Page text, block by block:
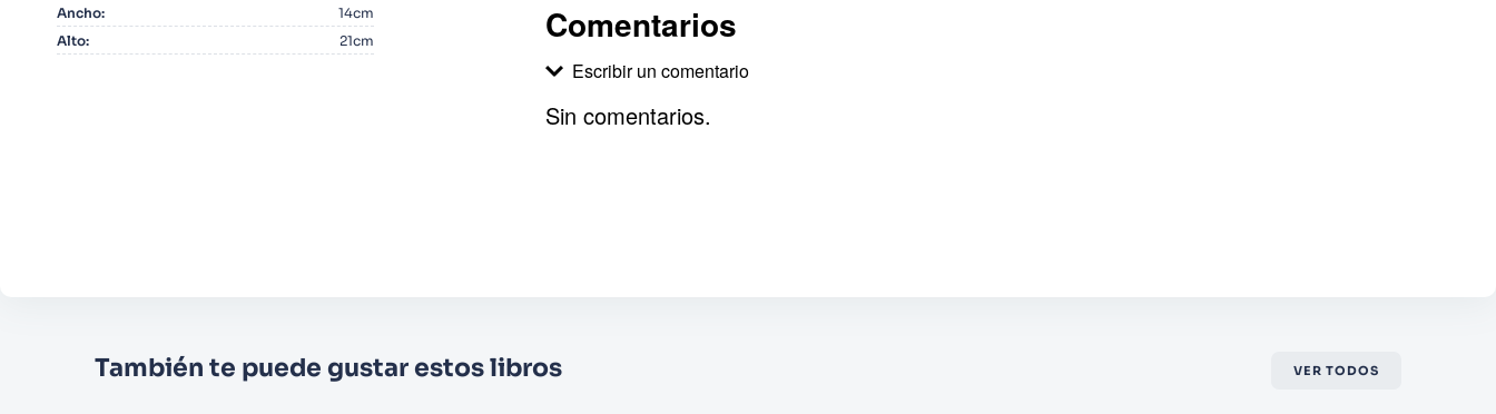
Ancho:
14cm
Alto: 21cm
que te hacen sospechar que no son trigo limpio, que ocultan algo y evidentemente no me
tensión a la historia y jugar con el lector. Algo que no he entendido es el excesivo tiempo que
ha cambiado mucho y me gustaba más la anterior, más auténtica y original. El comportamiento
Comentarios
Escribir un comentario
Sin comentarios.
También te puede gustar estos libros VER TODOS